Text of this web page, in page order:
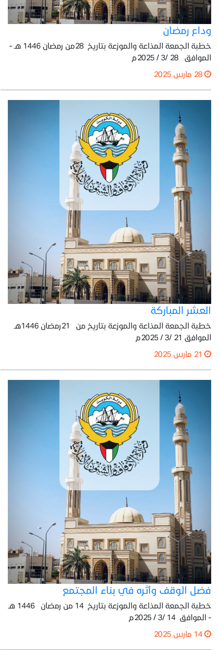
وداع رمضان
خطبة الجمعة المذاعة والموزعة بتاريخ 28من رمضان 1446 هـ -
الموافق 28 /3 / 2025م
العشر المباركة
خطبة الجمعة المذاعة والموزعة بتاريخ من 21رمضان 1446هـ
الموافق 21 /3 / 2025م
فضل الوقف وأثره في بناء المجتمع
خطبة الجمعة المذاعة والموزعة بتاريخ 14 من رمضان 1446 هـ
- الموافق 14 /3 / 2025م